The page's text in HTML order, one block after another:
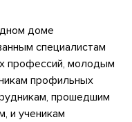
доме
специалистам
профессий, молодым
профильных
прошедшим
и ученикам